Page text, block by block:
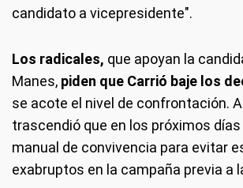
candidato a vicepresidente".
Los radicales, que apoyan la
Manes, piden que Carrió baje los
se acote el nivel de confrontación.
trascendió que en los próximos
manual de convivencia para evitar
exabruptos en la campaña previa a